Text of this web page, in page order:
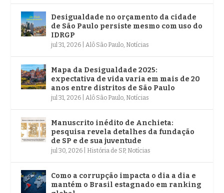
Desigualdade no orçamento da cidade
de São Paulo persiste mesmo com uso do
IDRGP
jul 31, 2026 Alô São Paulo Notícias
Mapa da Desigualdade 2025:
expectativa de vida varia em mais de 20
anos entre distritos de São Paulo
jul 31, 2026 Alô São Paulo Notícias
Manuscrito inédito de Anchieta:
pesquisa revela detalhes da fundação
de SP e de sua juventude
jul 30, 2026 História de SP, Notícias
Como a corrupção impacta o dia a dia e
mantém o Brasil estagnado em ranking